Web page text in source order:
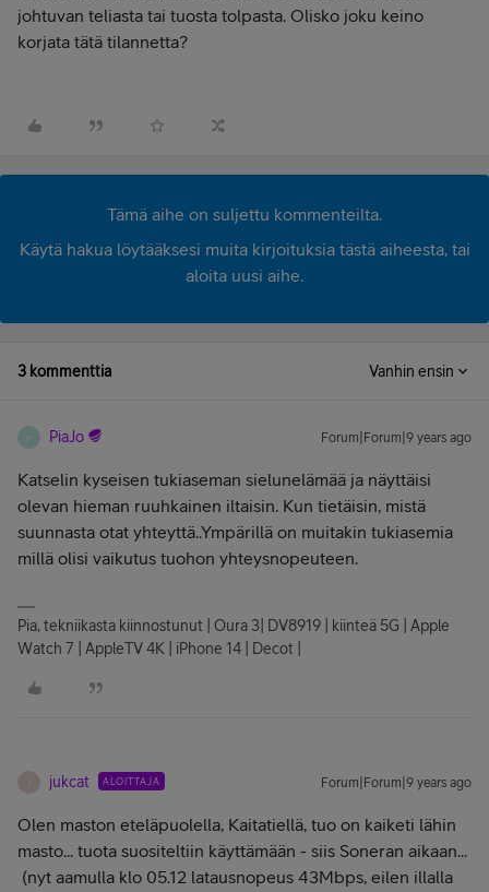
johtuvan teliasta tai tuosta tolpasta. Olisko joku keino
korjata tätä tilannetta?
Tämä aihe on suljettu kommenteilta.
Käytä hakua löytääksesi muita kirjoituksia tästä aiheesta, tai
aloita uusi aihe.
3 kommenttia Vanhin ensin
PiaJo Forum|Forum|9 years ago
Katselin kyseisen tukiaseman sielunelämää ja näyttäisi
olevan hieman ruuhkainen iltaisin. Kun tietäisin, mistä
suunnasta otat yhteyttä..Ympärillä on muitakin tukiasemia
millä olisi vaikutus tuohon yhteysnopeuteen.
Pia, tekniikasta kiinnostunut | Oura 3| DV8919 | kiinteä 5G | Apple
Watch 7 | AppleTV 4K | iPhone 14 | Decot |
jukcat ALOITTAJA Forum|Forum|9 years ago
Olen maston eteläpuolella, Kaitatiellä, tuo on kaiketi lähin
masto... tuota suositeltiin käyttämään - siis Soneran aikaan...
(nyt aamulla klo 05.12 latausnopeus 43Mbps, eilen illalla